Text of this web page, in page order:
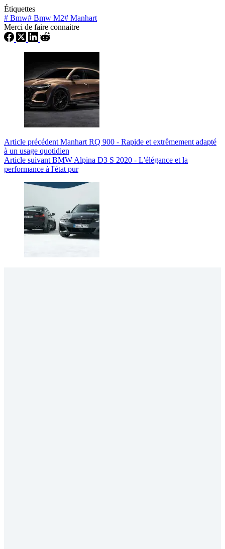
Étiquettes
# Bmw# Bmw M2# Manhart
Merci de faire connaitre
Article précédent Manhart RQ 900 - Rapide et extrêmement adapté
à un usage quotidien
Article suivant BMW Alpina D3 S 2020 - L'élégance et la
performance à l'état pur